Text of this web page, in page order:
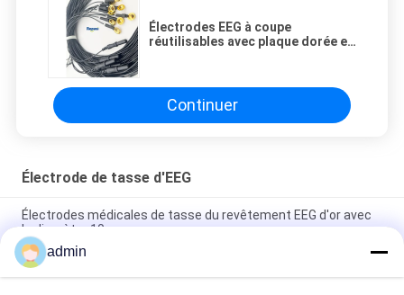
Électrodes EEG à coupe
réutilisables avec plaque dorée et
Continuer
Électrode de tasse d'EEG
Électrodes médicales de tasse du revêtement EEG d'or avec
le diamètre 10mm
Électrode standard réutilisable de tasse d'EMG EEG AgCL 2
tasses avec le diamètre 10mm
admin